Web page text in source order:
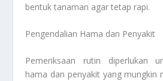
bentuk tanaman agar tetap rapi.
Pengendalian Hama dan Penyakit
Pemeriksaan rutin diperlukan
hama dan penyakit yang mungkin